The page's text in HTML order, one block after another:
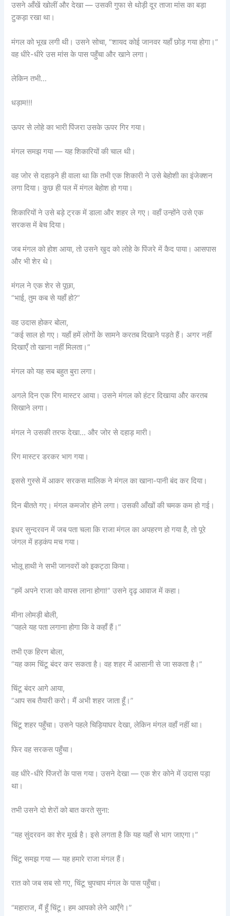
उसने आँखें खोलीं और देखा — उसकी गुफा से थोड़ी दूर ताजा मांस का बड़ा
टुकड़ा रखा था।
मंगल को भूख लगी थी। उसने सोचा, “शायद कोई जानवर यहाँ छोड़ गया होगा।”
वह धीरे-धीरे उस मांस के पास पहुँचा और खाने लगा।
लेकिन तभी…
धड़ाम!!!
ऊपर से लोहे का भारी पिंजरा उसके ऊपर गिर गया।
मंगल समझ गया — यह शिकारियों की चाल थी।
वह जोर से दहाड़ने ही वाला था कि तभी एक शिकारी ने उसे बेहोशी का इंजेक्शन
लगा दिया। कुछ ही पल में मंगल बेहोश हो गया।
शिकारियों ने उसे बड़े ट्रक में डाला और शहर ले गए। वहाँ उन्होंने उसे एक
सरकस में बेच दिया।
जब मंगल को होश आया, तो उसने खुद को लोहे के पिंजरे में कैद पाया। आसपास
और भी शेर थे।
मंगल ने एक शेर से पूछा,
“भाई, तुम कब से यहाँ हो?”
वह उदास होकर बोला,
“कई साल हो गए। यहाँ हमें लोगों के सामने करतब दिखाने पड़ते हैं। अगर नहीं
दिखाएँ तो खाना नहीं मिलता।”
मंगल को यह सब बहुत बुरा लगा।
अगले दिन एक रिंग मास्टर आया। उसने मंगल को हंटर दिखाया और करतब
सिखाने लगा।
मंगल ने उसकी तरफ देखा… और जोर से दहाड़ मारी।
रिंग मास्टर डरकर भाग गया।
इससे गुस्से में आकर सरकस मालिक ने मंगल का खाना-पानी बंद कर दिया।
दिन बीतते गए। मंगल कमजोर होने लगा। उसकी आँखों की चमक कम हो गई।
इधर सुन्दरवन में जब पता चला कि राजा मंगल का अपहरण हो गया है, तो पूरे
जंगल में हड़कंप मच गया।
भोलू हाथी ने सभी जानवरों को इकट्ठा किया।
“हमें अपने राजा को वापस लाना होगा!” उसने दृढ़ आवाज में कहा।
मीना लोमड़ी बोली,
“पहले यह पता लगाना होगा कि वे कहाँ हैं।”
तभी एक हिरण बोला,
“यह काम चिंटू बंदर कर सकता है। वह शहर में आसानी से जा सकता है।”
चिंटू बंदर आगे आया,
“आप सब तैयारी करो। मैं अभी शहर जाता हूँ।”
चिंटू शहर पहुँचा। उसने पहले चिड़ियाघर देखा, लेकिन मंगल वहाँ नहीं था।
फिर वह सरकस पहुँचा।
वह धीरे-धीरे पिंजरों के पास गया। उसने देखा — एक शेर कोने में उदास पड़ा
था।
तभी उसने दो शेरों को बात करते सुना:
“यह सुंदरवन का शेर मूर्ख है। इसे लगता है कि यह यहाँ से भाग जाएगा।”
चिंटू समझ गया — यह हमारे राजा मंगल हैं।
रात को जब सब सो गए, चिंटू चुपचाप मंगल के पास पहुँचा।
“महाराज, मैं हूँ चिंटू। हम आपको लेने आएँगे।”